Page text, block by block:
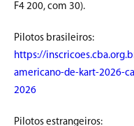
F4 200, com 30).
Pilotos brasileiros:
https://
americano-de-kart-2026-
2026
Pilotos estrangeiros: